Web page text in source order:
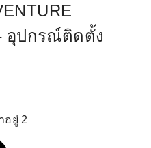
อุปกรณ์ติดตั้ง
อยู่ 2